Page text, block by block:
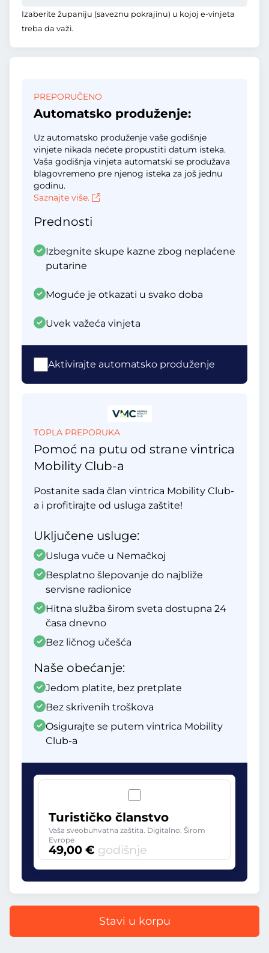
Izaberite županiju (saveznu pokrajinu) u kojoj e-vinjeta
treba da važi.
PREPORUČENO
Automatsko produženje:
Uz automatsko produženje vaše godišnje
vinjete nikada nećete propustiti datum isteka.
Vaša godišnja vinjeta automatski se produžava
blagovremeno pre njenog isteka za još jednu
godinu.
Saznajte više.
Prednosti
Izbegnite skupe kazne zbog neplaćene
putarine
Moguće je otkazati u svako doba
Uvek važeća vinjeta
Aktivirajte automatsko produženje
TOPLA PREPORUKA
Pomoć na putu od strane vintrica
Mobility Club-a
Postanite sada član vintrica Mobility Club-
a i profitirajte od usluga zaštite!
Uključene usluge:
Usluga vuče u Nemačkoj
Besplatno šlepovanje do najbliže
servisne radionice
Hitna služba širom sveta dostupna 24
časa dnevno
Bez ličnog učešća
Naše obećanje:
Jedom platite, bez pretplate
Bez skrivenih troškova
Osigurajte se putem vintrica Mobility
Club-a
Turističko članstvo
Vaša sveobuhvatna zaštita. Digitalno. Širom
Evrope
49,00 € godišnje
Stavi u korpu